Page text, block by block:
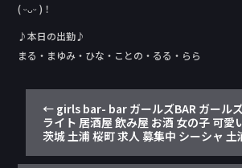
( ᵕᴗᵕ )！
♪本日の出勤♪
まる・まゆみ・ひな・ことの・るる・らら
← girls bar- bar ガールズBAR ガール
ライト 居酒屋 飲み屋 お酒 女の子 可愛
茨城 土浦 桜町 求人 募集中 シーシャ 土